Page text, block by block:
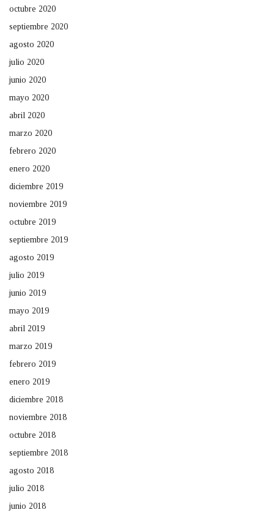
octubre 2020
septiembre 2020
agosto 2020
julio 2020
junio 2020
mayo 2020
abril 2020
marzo 2020
febrero 2020
enero 2020
diciembre 2019
noviembre 2019
octubre 2019
septiembre 2019
agosto 2019
julio 2019
junio 2019
mayo 2019
abril 2019
marzo 2019
febrero 2019
enero 2019
diciembre 2018
noviembre 2018
octubre 2018
septiembre 2018
agosto 2018
julio 2018
junio 2018